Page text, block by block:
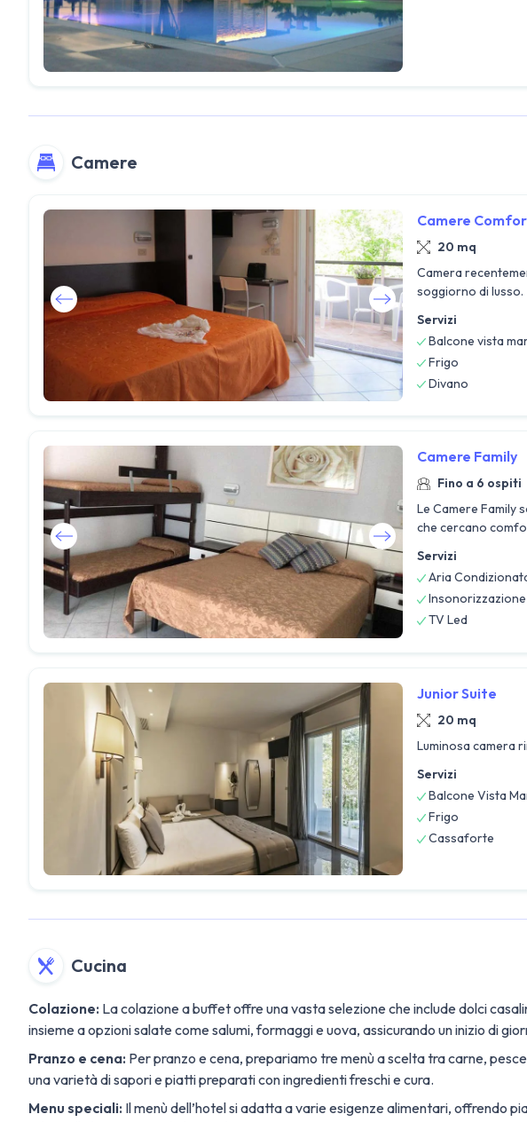
Camere
Camere
20 mq
Camera
soggiorno di lusso.
Servizi
Balcone vista
Frigo
Divano
Camere Family
Fino a 6 ospiti
Le Camere Family
che cercano
Servizi
Aria
Insonorizzazione
TV Led
Junior Suite
20 mq
Luminosa camera
Servizi
Balcone Vista
Frigo
Cassaforte
Cucina
Colazione: La colazione a buffet offre una vasta selezione che include dolci
insieme a opzioni salate come salumi, formaggi e uova, assicurando un inizio di
Pranzo e cena: Per pranzo e cena, prepariamo tre menù a scelta tra carne,
una varietà di sapori e piatti preparati con ingredienti freschi e cura.
Menu speciali: Il menù dell’hotel si adatta a varie esigenze alimentari, offrendo